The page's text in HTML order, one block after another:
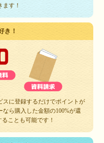
す！
き！
スに登録するだけでポイントが
ら購入した金額の100%が還
ことも可能です！